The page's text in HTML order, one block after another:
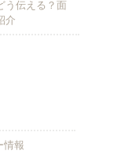
う伝える？面
介
情報